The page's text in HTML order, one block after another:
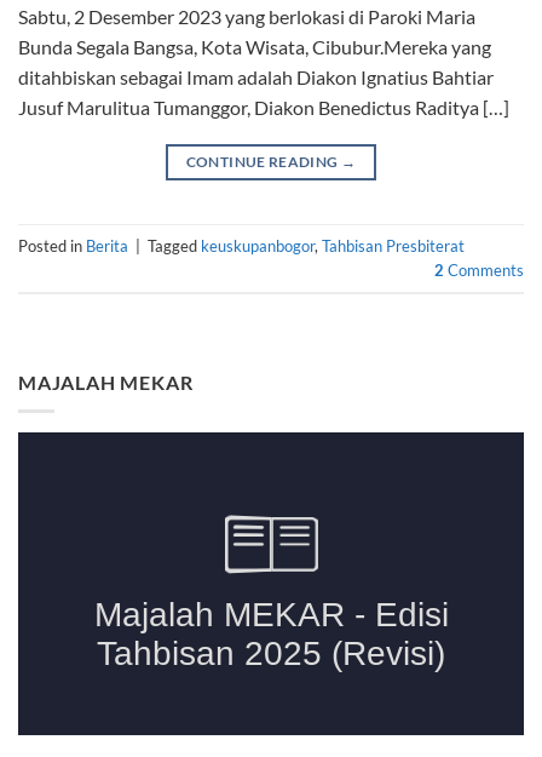
Sabtu, 2 Desember 2023 yang berlokasi di Paroki Maria
Bunda Segala Bangsa, Kota Wisata, Cibubur.Mereka yang
ditahbiskan sebagai Imam adalah Diakon Ignatius Bahtiar
Jusuf Marulitua Tumanggor, Diakon Benedictus Raditya […]
CONTINUE READING →
Posted in Berita Tagged keuskupanbogor, Tahbisan Presbiterat
2 Comments
MAJALAH MEKAR